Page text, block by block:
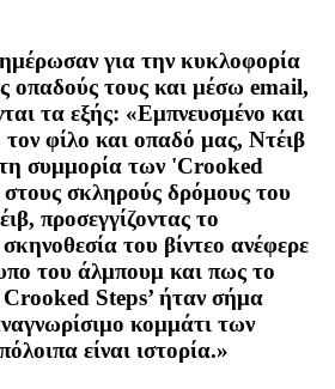
για την κυκλοφορία
οπαδούς τους και μέσω email,
τα εξής: «Εμπνευσμένο και
φίλο και οπαδό μας, Ντέιβ
τη συμμορία των 'Crooked
στους σκληρούς δρόμους του
προσεγγίζοντας το
του βίντεο ανέφερε
του άλμπουμ και πως το
Crooked Steps’ ήταν σήμα
κομμάτι των
είναι ιστορία.»